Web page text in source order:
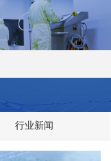
行业新闻